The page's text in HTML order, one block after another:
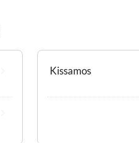
Kissamos